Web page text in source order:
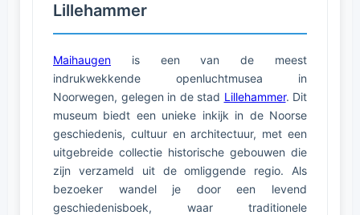
Lillehammer
Maihaugen is een van de meest
indrukwekkende openluchtmusea in
Noorwegen, gelegen in de stad Lillehammer. Dit
museum biedt een unieke inkijk in de Noorse
geschiedenis, cultuur en architectuur, met een
uitgebreide collectie historische gebouwen die
zijn verzameld uit de omliggende regio. Als
bezoeker wandel je door een levend
geschiedenisboek, waar traditionele